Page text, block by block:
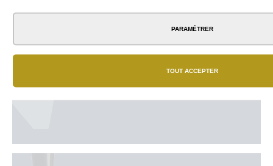
PARAMÉTRER
TOUT ACCEPTER